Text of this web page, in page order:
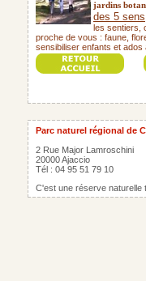
jardins
des 5 sens
les sentiers,
proche de vous : faune,
sensibiliser enfants et ados
Parc naturel régional de
2 Rue Major Lamroschini
20000 Ajaccio
Tél : 04 95 51 79 10
C'est une réserve naturelle